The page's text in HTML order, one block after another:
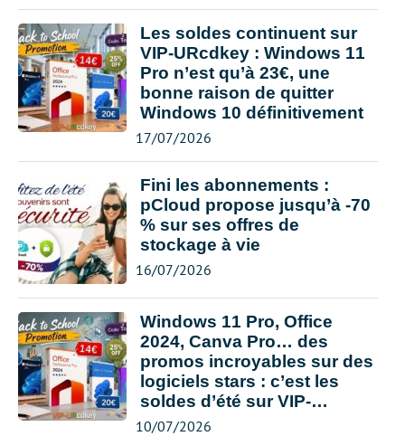
Les soldes continuent sur
VIP-URcdkey : Windows 11
Pro n’est qu’à 23€, une
bonne raison de quitter
Windows 10 définitivement
17/07/2026
Fini les abonnements :
pCloud propose jusqu’à -70
% sur ses offres de
stockage à vie
16/07/2026
Windows 11 Pro, Office
2024, Canva Pro… des
promos incroyables sur des
logiciels stars : c’est les
soldes d’été sur VIP-
URcdkey
10/07/2026